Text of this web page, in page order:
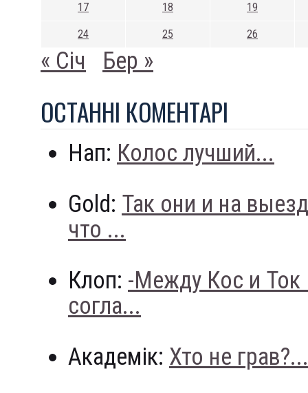
17 18 19
24 25 26
« Січ Бер »
ОСТАННI КОМЕНТАРI
Нап: Колос лучший...
Gold: Так они и на
что ...
Клоп: -Между Кос и
согла...
Академік: Хто не грав?...